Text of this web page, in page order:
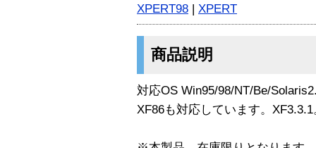
XPERT98 | XPERT
商品説明
対応OS Win95/98/NT/Be/
XF86も対応しています。